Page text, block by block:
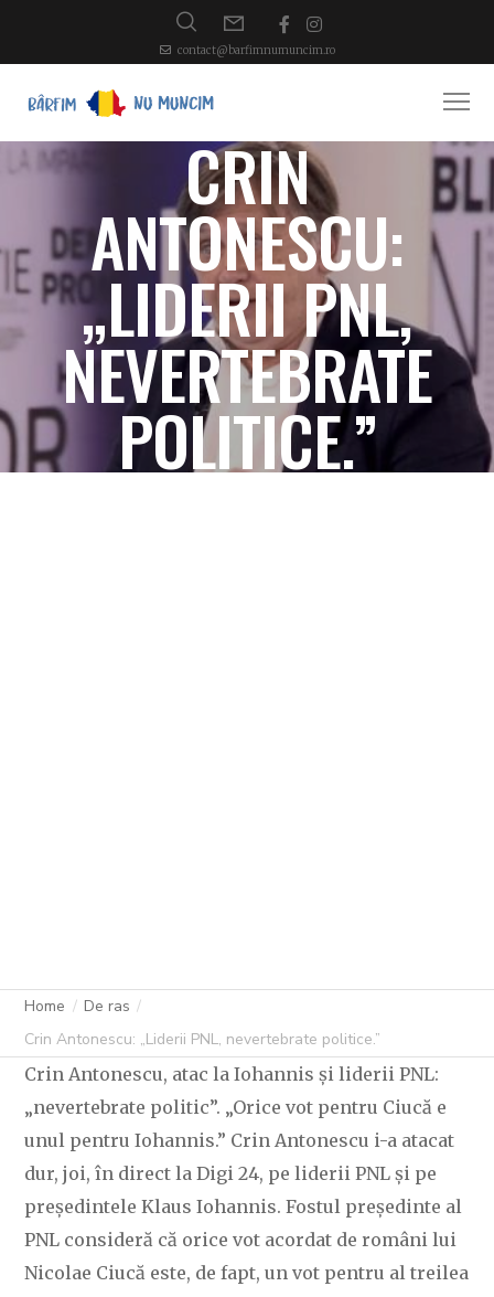
contact@barfimnumuncim.ro
CRIN
ANTONESCU:
„LIDERII PNL,
NEVERTEBRATE
POLITICE.”
Home
De ras
Crin Antonescu: „Liderii PNL, nevertebrate politice.”
Crin Antonescu, atac la Iohannis și liderii PNL:
„nevertebrate politic”. „Orice vot pentru Ciucă e
unul pentru Iohannis.” Crin Antonescu i-a atacat
dur, joi, în direct la Digi 24, pe liderii PNL și pe
președintele Klaus Iohannis. Fostul președinte al
PNL consideră că orice vot acordat de români lui
Nicolae Ciucă este, de fapt, un vot pentru al treilea